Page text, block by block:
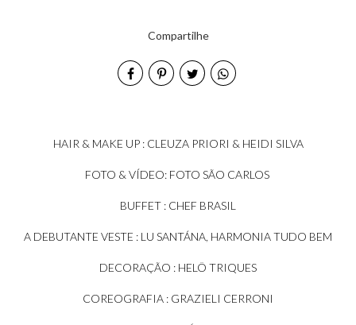
Compartilhe
HAIR & MAKE UP : CLEUZA PRIORI & HEIDI SILVA
FOTO & VÍDEO: FOTO SÃO CARLOS
BUFFET : CHEF BRASIL
A DEBUTANTE VESTE : LU SANTÁNA, HARMONIA TUDO BEM
DECORAÇÃO : HELÔ TRIQUES
COREOGRAFIA : GRAZIELI CERRONI